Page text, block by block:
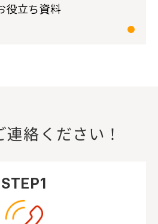
役立ち資料
連絡ください！
STEP1